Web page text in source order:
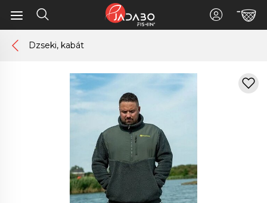
Dzseki, kabát